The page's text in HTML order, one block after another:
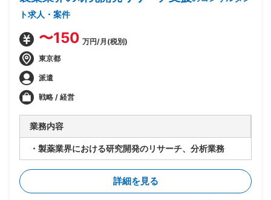
ト求人・案件
〜150 万円/月(税別)
東京都
派遣
戦略 / 経営
業務内容
・製薬業界における研究開発のリサーチ、分析業務
詳細を見る